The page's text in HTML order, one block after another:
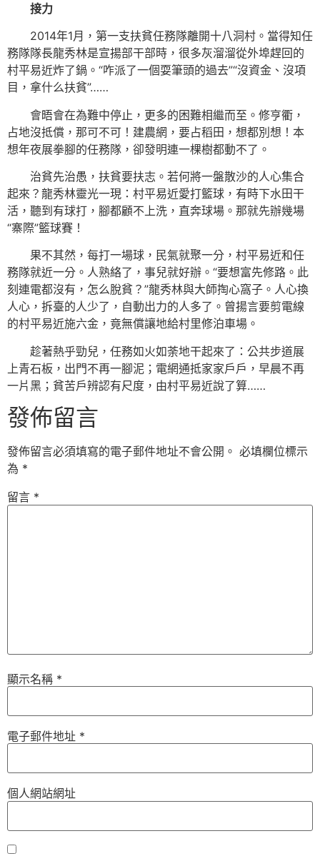
接力
2014年1月，第一支扶貧任務隊離開十八洞村。當得知任
務隊隊長龍秀林是宣揚部干部時，很多灰溜溜從外埠趕回的
村平易近炸了鍋。“咋派了一個耍筆頭的過去”“沒資金、沒項
目，拿什么扶貧”……
會晤會在為難中停止，更多的困難相繼而至。修亨衢，
占地沒抵償，那可不可！建農網，要占稻田，想都別想！本
想年夜展拳腳的任務隊，卻發明連一棵樹都動不了。
治貧先治愚，扶貧要扶志。若何將一盤散沙的人心集合
起來？龍秀林靈光一現：村平易近愛打籃球，有時下水田干
活，聽到有球打，腳都顧不上洗，直奔球場。那就先辦幾場
“寨際”籃球賽！
果不其然，每打一場球，民氣就聚一分，村平易近和任
務隊就近一分。人熟絡了，事兒就好辦。“要想富先修路。此
刻連電都沒有，怎么脫貧？”龍秀林與大師掏心窩子。人心換
人心，拆臺的人少了，自動出力的人多了。曾揚言要剪電線
的村平易近施六金，竟無償讓地給村里修泊車場。
趁著熱乎勁兒，任務如火如荼地干起來了：公共步道展
上青石板，出門不再一腳泥；電網通抵家家戶戶，早晨不再
一片黑；貧苦戶辨認有尺度，由村平易近說了算……
發佈留言
發佈留言必須填寫的電子郵件地址不會公開。 必填欄位標示
為 *
留言 *
顯示名稱 *
電子郵件地址 *
個人網站網址